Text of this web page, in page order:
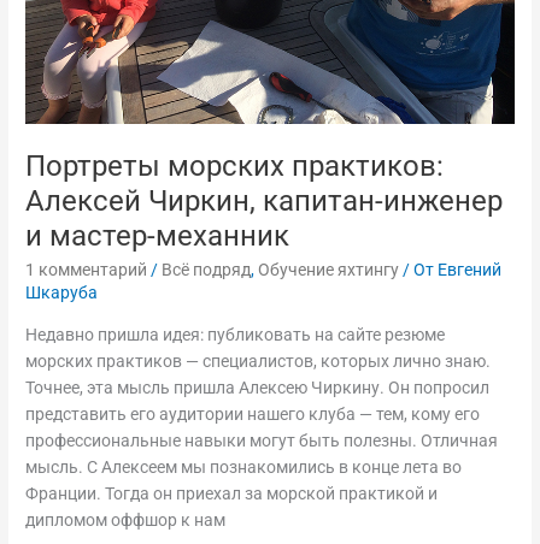
Портреты морских практиков:
Алексей Чиркин, капитан-инженер
и мастер-механник
1 комментарий / Всё подряд, Обучение яхтингу/ От Евгений
Шкаруба
Недавно пришла идея: публиковать на сайте резюме
морских практиков — специалистов, которых лично знаю.
Точнее, эта мысль пришла Алексею Чиркину. Он попросил
представить его аудитории нашего клуба — тем, кому его
профессиональные навыки могут быть полезны. Отличная
мысль. С Алексеем мы познакомились в конце лета во
Франции. Тогда он приехал за морской практикой и
дипломом оффшор к нам
механник